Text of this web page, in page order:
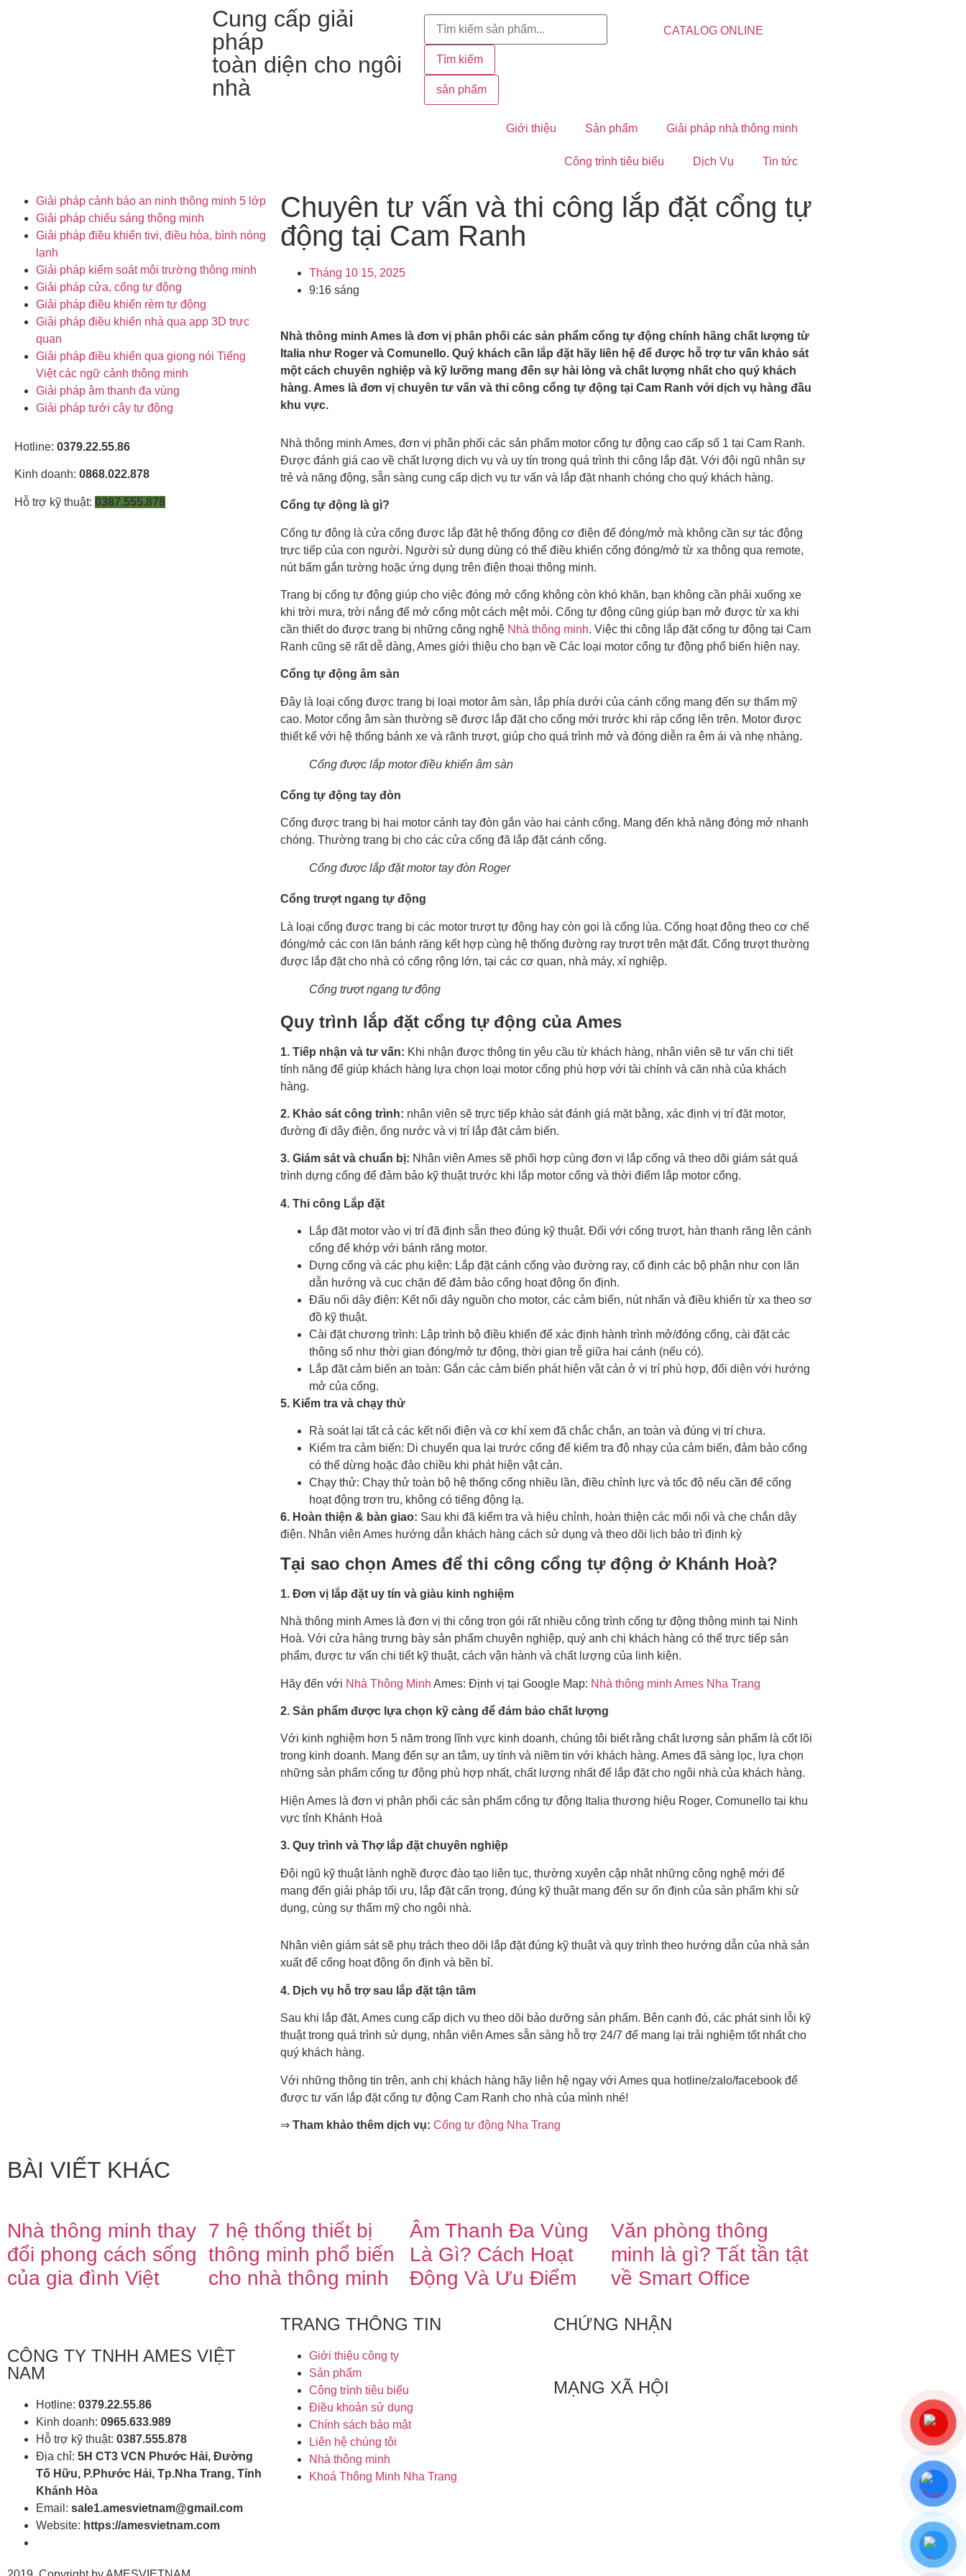
Cung cấp giải
pháp
toàn diện cho ngôi
nhà
Tìm kiếm
sản phẩm
CATALOG ONLINE
Giới thiệu Sản phẩm Giải pháp nhà thông minh
Công trình tiêu biểu Dịch Vụ Tin tức
Giải pháp cảnh báo an ninh thông minh 5 lớp
Giải pháp chiếu sáng thông minh
Giải pháp điều khiển tivi, điều hòa, bình nóng
lạnh
Giải pháp kiểm soát môi trường thông minh
Giải pháp cửa, cổng tự động
Giải pháp điều khiển rèm tự động
Giải pháp điều khiển nhà qua app 3D trực
quan
Giải pháp điều khiển qua giọng nói Tiếng
Việt các ngữ cảnh thông minh
Giải pháp âm thanh đa vùng
Giải pháp tưới cây tự động
Hotline: 0379.22.55.86
Kinh doanh: 0868.022.878
Hỗ trợ kỹ thuật: 0387.555.878
Chuyên tư vấn và thi công lắp đặt cổng tự
động tại Cam Ranh
Tháng 10 15, 2025
9:16 sáng
Nhà thông minh Ames là đơn vị phân phối các sản phẩm cổng tự động chính hãng chất lượng từ
Italia như Roger và Comunello. Quý khách cần lắp đặt hãy liên hệ để được hỗ trợ tư vấn khảo sát
một cách chuyên nghiệp và kỹ lưỡng mang đến sự hài lòng và chất lượng nhất cho quý khách
hàng. Ames là đơn vị chuyên tư vấn và thi công cổng tự động tại Cam Ranh với dịch vụ hàng đầu
khu vực.
Nhà thông minh Ames, đơn vị phân phối các sản phẩm motor cổng tự động cao cấp số 1 tại Cam Ranh.
Được đánh giá cao về chất lượng dịch vụ và uy tín trong quá trình thi công lắp đặt. Với đội ngũ nhân sự
trẻ và năng động, sẵn sàng cung cấp dịch vụ tư vấn và lắp đặt nhanh chóng cho quý khách hàng.
Cổng tự động là gì?
Cổng tự động là cửa cổng được lắp đặt hệ thống động cơ điện để đóng/mở mà không cần sự tác động
trực tiếp của con người. Người sử dụng dùng có thể điều khiển cổng đóng/mở từ xa thông qua remote,
nút bấm gắn tường hoặc ứng dụng trên điện thoại thông minh.
Trang bị cổng tự động giúp cho việc đóng mở cổng không còn khó khăn, bạn không cần phải xuống xe
khi trời mưa, trời nắng để mở cổng một cách mệt mỏi. Cổng tự động cũng giúp bạn mở được từ xa khi
cần thiết do được trang bị những công nghệ Nhà thông minh. Việc thi công lắp đặt cổng tự động tại Cam
Ranh cũng sẽ rất dễ dàng, Ames giới thiệu cho bạn về Các loại motor cổng tự động phổ biến hiện nay.
Cổng tự động âm sàn
Đây là loại cổng được trang bị loại motor âm sàn, lắp phía dưới của cánh cổng mang đến sự thẩm mỹ
cao. Motor cổng âm sàn thường sẽ được lắp đặt cho cổng mới trước khi ráp cổng lên trên. Motor được
thiết kế với hệ thống bánh xe và rãnh trượt, giúp cho quá trình mở và đóng diễn ra êm ái và nhẹ nhàng.
Cổng được lắp motor điều khiển âm sàn
Cổng tự động tay đòn
Cổng được trang bị hai motor cánh tay đòn gắn vào hai cánh cổng. Mang đến khả năng đóng mở nhanh
chóng. Thường trang bị cho các cửa cổng đã lắp đặt cánh cổng.
Cổng được lắp đặt motor tay đòn Roger
Cổng trượt ngang tự động
Là loại cổng được trang bị các motor trượt tự động hay còn gọi là cổng lùa. Cổng hoạt động theo cơ chế
đóng/mở các con lăn bánh răng kết hợp cùng hệ thống đường ray trượt trên mặt đất. Cổng trượt thường
được lắp đặt cho nhà có cổng rộng lớn, tại các cơ quan, nhà máy, xí nghiệp.
Cổng trượt ngang tự động
Quy trình lắp đặt cổng tự động của Ames
1. Tiếp nhận và tư vấn: Khi nhận được thông tin yêu cầu từ khách hàng, nhân viên sẽ tư vấn chi tiết
tính năng để giúp khách hàng lựa chọn loại motor cổng phù hợp với tài chính và căn nhà của khách
hàng.
2. Khảo sát công trình: nhân viên sẽ trực tiếp khảo sát đánh giá mặt bằng, xác định vị trí đặt motor,
đường đi dây điện, ống nước và vị trí lắp đặt cảm biến.
3. Giám sát và chuẩn bị: Nhân viên Ames sẽ phối hợp cùng đơn vị lắp cổng và theo dõi giám sát quá
trình dựng cổng để đảm bảo kỹ thuật trước khi lắp motor cổng và thời điểm lắp motor cổng.
4. Thi công Lắp đặt
Lắp đặt motor vào vị trí đã định sẵn theo đúng kỹ thuật. Đối với cổng trượt, hàn thanh răng lên cánh
cổng để khớp với bánh răng motor.
Dựng cổng và các phụ kiện: Lắp đặt cánh cổng vào đường ray, cố định các bộ phận như con lăn
dẫn hướng và cục chặn để đảm bảo cổng hoạt động ổn định.
Đấu nối dây điện: Kết nối dây nguồn cho motor, các cảm biến, nút nhấn và điều khiển từ xa theo sơ
đồ kỹ thuật.
Cài đặt chương trình: Lập trình bộ điều khiển để xác định hành trình mở/đóng cổng, cài đặt các
thông số như thời gian đóng/mở tự động, thời gian trễ giữa hai cánh (nếu có).
Lắp đặt cảm biến an toàn: Gắn các cảm biến phát hiện vật cản ở vị trí phù hợp, đối diện với hướng
mở của cổng.
5. Kiểm tra và chạy thử
Rà soát lại tất cả các kết nối điện và cơ khí xem đã chắc chắn, an toàn và đúng vị trí chưa.
Kiểm tra cảm biến: Di chuyển qua lại trước cổng để kiểm tra độ nhạy của cảm biến, đảm bảo cổng
có thể dừng hoặc đảo chiều khi phát hiện vật cản.
Chạy thử: Chạy thử toàn bộ hệ thống cổng nhiều lần, điều chỉnh lực và tốc độ nếu cần để cổng
hoạt động trơn tru, không có tiếng động lạ.
6. Hoàn thiện & bàn giao: Sau khi đã kiểm tra và hiệu chỉnh, hoàn thiện các mối nối và che chắn dây
điện. Nhân viên Ames hướng dẫn khách hàng cách sử dụng và theo dõi lịch bảo trì định kỳ
Tại sao chọn Ames để thi công cổng tự động ở Khánh Hoà?
1. Đơn vị lắp đặt uy tín và giàu kinh nghiệm
Nhà thông minh Ames là đơn vị thi công trọn gói rất nhiều công trình cổng tự động thông minh tại Ninh
Hoà. Với cửa hàng trưng bày sản phẩm chuyên nghiệp, quý anh chị khách hàng có thể trực tiếp sản
phẩm, được tư vấn chi tiết kỹ thuật, cách vận hành và chất lượng của linh kiện.
Hãy đến với Nhà Thông Minh Ames: Định vị tại Google Map: Nhà thông minh Ames Nha Trang
2. Sản phẩm được lựa chọn kỹ càng để đảm bảo chất lượng
Với kinh nghiệm hơn 5 năm trong lĩnh vực kinh doanh, chúng tôi biết rằng chất lượng sản phẩm là cốt lõi
trong kinh doanh. Mang đến sự an tâm, uy tính và niềm tin với khách hàng. Ames đã sàng lọc, lựa chọn
những sản phẩm cổng tự động phù hợp nhất, chất lượng nhất để lắp đặt cho ngôi nhà của khách hàng.
Hiện Ames là đơn vị phân phối các sản phẩm cổng tự động Italia thương hiệu Roger, Comunello tại khu
vực tỉnh Khánh Hoà
3. Quy trình và Thợ lắp đặt chuyên nghiệp
Đội ngũ kỹ thuật lành nghề được đào tạo liên tục, thường xuyên cập nhật những công nghệ mới để
mang đến giải pháp tối ưu, lắp đặt cẩn trọng, đúng kỹ thuật mang đến sự ổn định của sản phẩm khi sử
dụng, cùng sự thẩm mỹ cho ngôi nhà.
Nhân viên giám sát sẽ phụ trách theo dõi lắp đặt đúng kỹ thuật và quy trình theo hướng dẫn của nhà sản
xuất để cổng hoạt động ổn định và bền bỉ.
4. Dịch vụ hỗ trợ sau lắp đặt tận tâm
Sau khi lắp đặt, Ames cung cấp dịch vụ theo dõi bảo dưỡng sản phẩm. Bên cạnh đó, các phát sinh lỗi kỹ
thuật trong quá trình sử dụng, nhân viên Ames sẵn sàng hỗ trợ 24/7 để mang lại trải nghiệm tốt nhất cho
quý khách hàng.
Với những thông tin trên, anh chị khách hàng hãy liên hệ ngay với Ames qua hotline/zalo/facebook để
được tư vấn lắp đặt cổng tự động Cam Ranh cho nhà của mình nhé!
⇒ Tham khảo thêm dịch vụ: Cổng tự động Nha Trang
BÀI VIẾT KHÁC
Nhà thông minh thay
đổi phong cách sống
của gia đình Việt
7 hệ thống thiết bị
thông minh phổ biến
cho nhà thông minh
Âm Thanh Đa Vùng
Là Gì? Cách Hoạt
Động Và Ưu Điểm
Văn phòng thông
minh là gì? Tất tần tật
về Smart Office
CÔNG TY TNHH AMES VIỆT
NAM
Hotline: 0379.22.55.86
Kinh doanh: 0965.633.989
Hỗ trợ kỹ thuật: 0387.555.878
Địa chỉ: 5H CT3 VCN Phước Hải, Đường
Tố Hữu, P.Phước Hải, Tp.Nha Trang, Tỉnh
Khánh Hòa
Email: sale1.amesvietnam@gmail.com
Website: https://amesvietnam.com
TRANG THÔNG TIN
Giới thiệu công ty
Sản phẩm
Công trình tiêu biểu
Điều khoản sử dụng
Chính sách bảo mật
Liên hệ chúng tôi
Nhà thông minh
Khoá Thông Minh Nha Trang
CHỨNG NHẬN
MẠNG XÃ HỘI